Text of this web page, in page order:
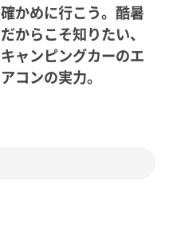
確かめに行こう。酷暑
だからこそ知りたい、
キャンピングカーのエ
アコンの実力。